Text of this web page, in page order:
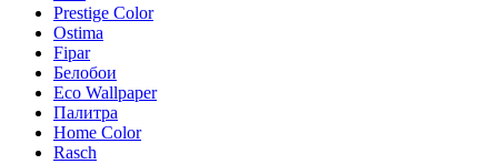
Prestige Color
Ostima
Fipar
Белобои
Eco Wallpaper
Палитра
Home Color
Rasch